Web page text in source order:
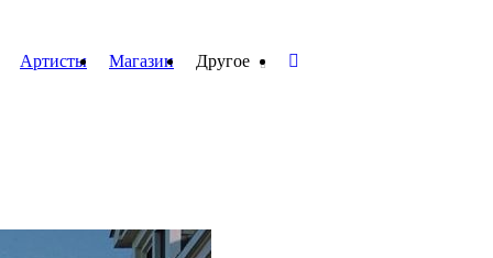
Артисты Магазин Другое